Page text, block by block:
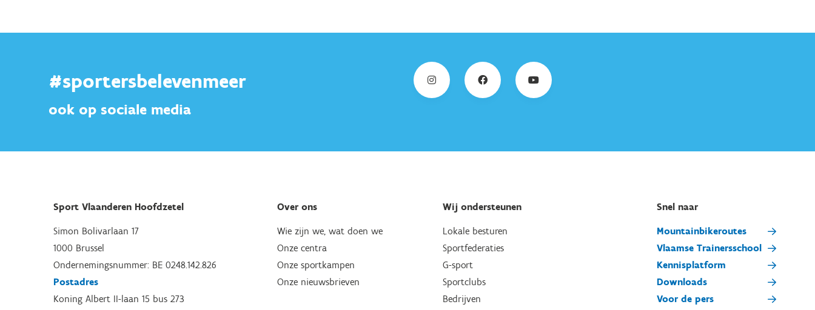
#sportersbelevenmeer
ook op sociale media
Sport Vlaanderen Hoofdzetel
Simon Bolivarlaan 17
1000 Brussel
Ondernemingsnummer: BE 0248.142.826
Postadres
Koning Albert II-laan 15 bus 273
Over ons
Wie zijn we, wat doen we
Onze centra
Onze sportkampen
Onze nieuwsbrieven
Wij ondersteunen
Lokale besturen
Sportfederaties
G-sport
Sportclubs
Bedrijven
Snel naar
Mountainbikeroutes
Vlaamse Trainersschool
Kennisplatform
Downloads
Voor de pers